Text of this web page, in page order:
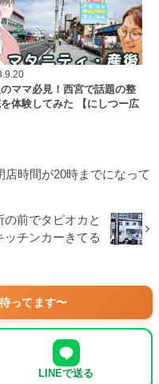
ママ必見！西宮で話題の整
体験してみた 【にしつー広
時間が20時までになって
前でタピオカと
ッチンカーきてる
ってます〜
LINEで送る